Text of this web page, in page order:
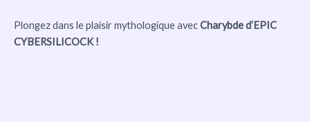
Plongez dans le plaisir mythologique avecCharybde d’EPIC
CYBERSILICOCK !